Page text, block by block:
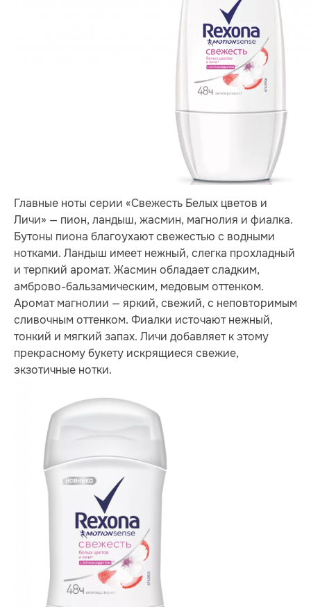
Главные ноты серии «Свежесть Белых цветов и
Личи» — пион, ландыш, жасмин, магнолия и фиалка.
Бутоны пиона благоухают свежестью с водными
нотками. Ландыш имеет нежный, слегка прохладный
и терпкий аромат. Жасмин обладает сладким,
амброво-бальзамическим, медовым оттенком.
Аромат магнолии — яркий, свежий, с неповторимым
сливочным оттенком. Фиалки источают нежный,
тонкий и мягкий запах. Личи добавляет к этому
прекрасному букету искрящиеся свежие,
экзотичные нотки.